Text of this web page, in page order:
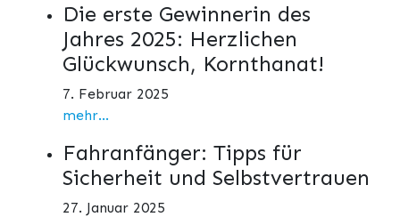
Die erste Gewinnerin des
Jahres 2025: Herzlichen
Glückwunsch, Kornthanat!
7. Februar 2025
mehr...
Fahranfänger: Tipps für
Sicherheit und Selbstvertrauen
27. Januar 2025